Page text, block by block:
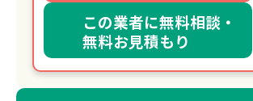
この業者に無料相談・
無料お見積もり